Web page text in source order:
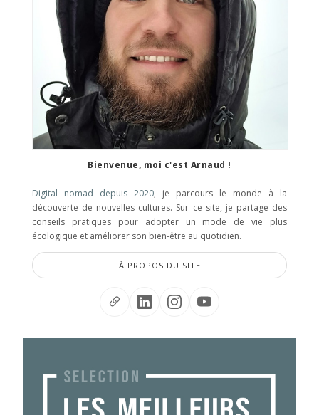
Bienvenue, moi c'est Arnaud !
Digital nomad depuis 2020, je parcours le monde à la
découverte de nouvelles cultures. Sur ce site, je partage des
conseils pratiques pour adopter un mode de vie plus
écologique et améliorer son bien-être au quotidien.
À PROPOS DU SITE